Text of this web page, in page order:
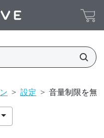
> 設定 > 音量制限を無